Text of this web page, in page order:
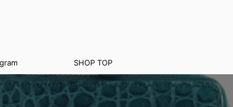
SHOP TOP